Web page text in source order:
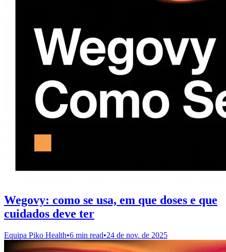
Wegovy: como se usa, em que doses e que
cuidados deve ter
Equipa Piko Health•6 min read•24 de nov. de 2025